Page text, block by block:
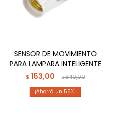
SENSOR DE MOVIMIENTO
PARA LAMPARA INTELIGENTE
$ 153,00 $340,00
55